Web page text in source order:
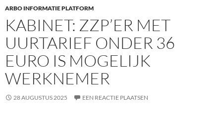
ARBO INFORMATIE PLATFORM
KABINET: ZZP’ER MET
UURTARIEF ONDER 36
EURO IS MOGELIJK
WERKNEMER
28 AUGUSTUS 2025 EEN REACTIE PLAATSEN